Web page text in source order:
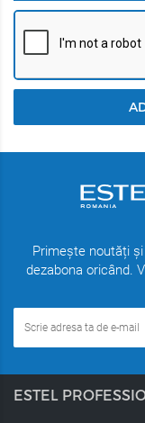
Primește noutăți
dezabona oricând.
ESTEL